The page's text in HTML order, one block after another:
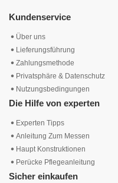
Kundenservice
Über uns
Lieferungsführung
Zahlungsmethode
Privatsphäre & Datenschutz
Nutzungsbedingungen
Die Hilfe von experten
Experten Tipps
Anleitung Zum Messen
Haupt Konstruktionen
Perücke Pflegeanleitung
Sicher einkaufen